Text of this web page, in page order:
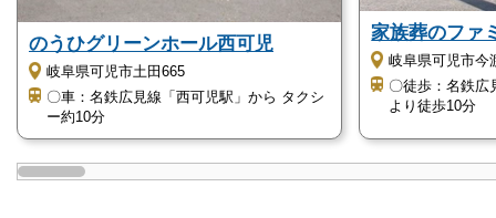
斎場ロビーと控え室2室を使用した場合の料金と、式
場と斎場ロビーのみを使用した場合の料金は異なるの
でご注意願います。
また、組合に属する住民か組合以外の住民かによって
のうひグリーンホール西可児
岐阜県可児市土田665
〇車：名鉄広見線「西可児駅」から タクシ
ー約10分
家族葬のファ
岐阜県可児市今
〇徒歩：名鉄広
より徒歩10分